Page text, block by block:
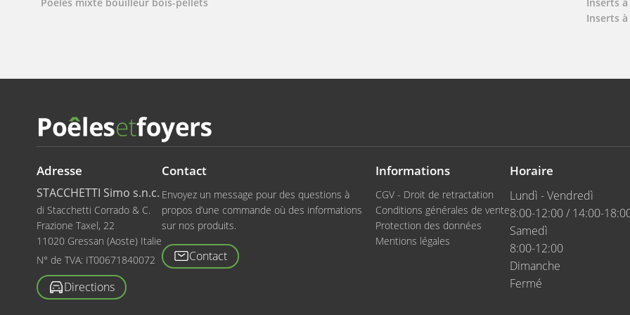
Inserts
Adresse
STACCHETTI Simo s.n.c.
di Stacchetti Corrado & C.
Frazione Taxel, 22
11020 Gressan (Aoste) Italie
N° de TVA: IT00671840072
Directions
Contact
Envoyez un message pour des questions à
propos d’une commande où des informations
sur nos produits.
Contact
Informations
CGV - Droit de retractation
Conditions générales de vente
Protection des données
Mentions légales
Horaire
Lundì - Vendredì
8:00-12:00 / 14:00-
Samedì
8:00-12:00
Dimanche
Fermé